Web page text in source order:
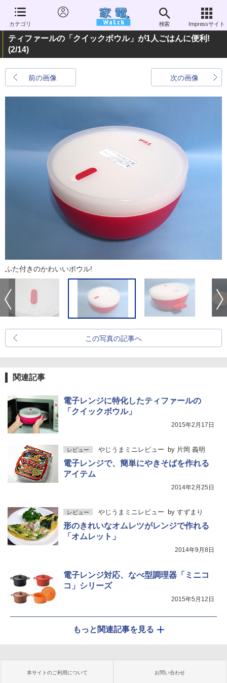
カテゴリ 検索 Impressサイト
ティファールの「クイックボウル」が1人ごはんに便利!
(2/14)
前の画像 次の画像
ふた付きのかわいいボウル!
この写真の記事へ
関連記事
電子レンジに特化したティファールの
「クイックボウル」
2015年2月17日
レビュー やじうまミニレビュー by 片岡 義明
電子レンジで、簡単にやきそばを作れる
アイテム
2014年2月25日
レビュー やじうまミニレビュー by すずまり
形のきれいなオムレツがレンジで作れる
「オムレット」
2014年9月8日
電子レンジ対応、なべ型調理器「ミニコ
コ」シリーズ
2015年5月12日
もっと関連記事を見る
本サイトのご利用について お問い合わせ